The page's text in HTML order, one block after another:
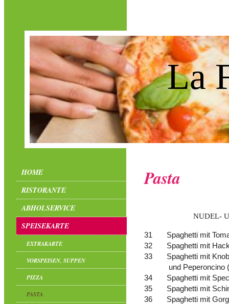
La
HOME
RISTORANTE
ABHOLSERVICE
SPEISEKARTE
EXTRAKARTE
VORSPEISEN, SUPPEN
PIZZA
PASTA
Pasta
NUDEL-
31
Spaghetti mit
32
Spaghetti mit
33
Spaghetti mit
und Peperoncino
34
Spaghetti mit
35
Spaghetti mit
36
Spaghetti mit